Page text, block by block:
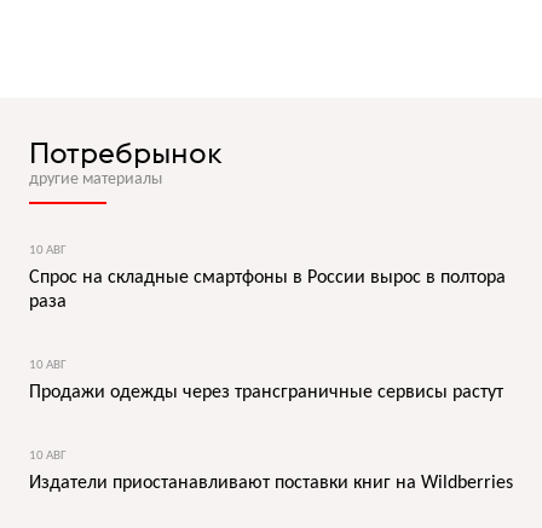
Потребрынок
другие материалы
10 АВГ
Спрос на складные смартфоны в России вырос в полтора
раза
10 АВГ
Продажи одежды через трансграничные сервисы растут
10 АВГ
Издатели приостанавливают поставки книг на Wildberries